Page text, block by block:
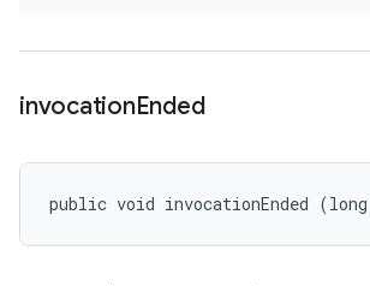
invocationEnded
public void invocationEnded (long